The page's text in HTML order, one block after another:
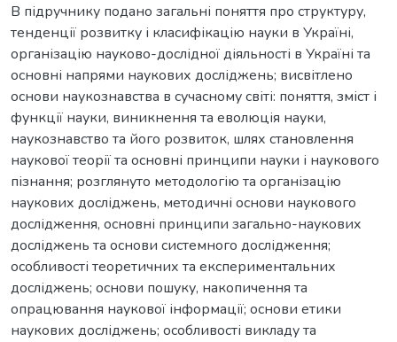
В підручнику подано загальні поняття про структуру,
тенденції розвитку і класифікацію науки в Україні,
організацію науково-дослідної діяльності в Україні та
основні напрями наукових досліджень; висвітлено
основи наукознавства в сучасному світі: поняття, зміст і
функції науки, виникнення та еволюція науки,
наукознавство та його розвиток, шлях становлення
наукової теорії та основні принципи науки і наукового
пізнання; розглянуто методологію та організацію
наукових досліджень, методичні основи наукового
дослідження, основні принципи загально-наукових
досліджень та основи системного дослідження;
особливості теоретичних та експериментальних
досліджень; основи пошуку, накопичення та
опрацювання наукової інформації; основи етики
наукових досліджень; особливості викладу та